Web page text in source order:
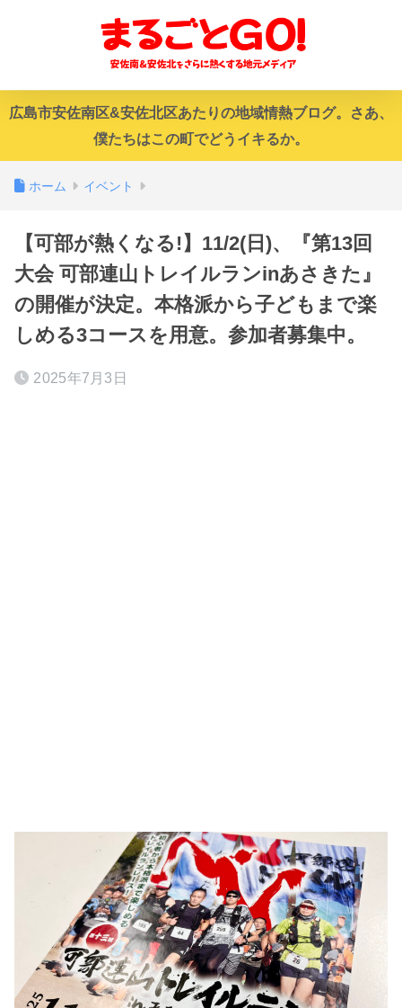
広島市安佐南区&安佐北区あたりの地域情熱ブログ。さあ、
僕たちはこの町でどうイキるか。
ホーム イベント
【可部が熱くなる!】11/2(日)、『第13回
大会 可部連山トレイルランinあさきた』
の開催が決定。本格派から子どもまで楽
しめる3コースを用意。参加者募集中。
2025年7月3日